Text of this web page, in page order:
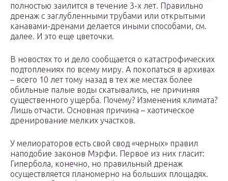
полностью заилится в течение 3-х лет. Правильно
дренаж с заглубленными трубами или открытыми
канавами-дренами делается иными способами, см.
далее. И это еще цветочки.
В новостях то и дело сообщается о катастрофических
подтоплениях по всему миру. А покопаться в архивах
– всего 10 лет тому назад в тех же местах более
обильные палые воды скатывались, не причиняя
существенного ущерба. Почему? Изменения климата?
Лишь отчасти. Основная причина – хаотическое
дренирование мелких участков.
У мелиораторов есть свой свод «черных» правил
наподобие законов Мэрфи. Первое из них гласит:
Гипербола, конечно, но правильный дренаж
осуществляется планомерно на больших площадях.